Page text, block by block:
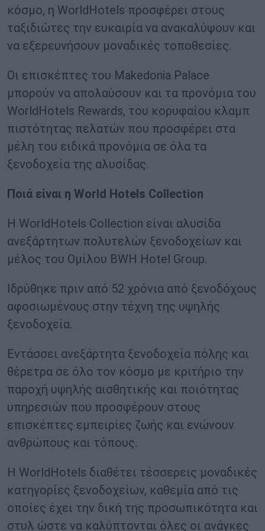
κόσμο, η WorldHotels προσφέρει στους
ταξιδιώτες την ευκαιρία να ανακαλύψουν και
να εξερευνήσουν μοναδικές τοποθεσίες.
Οι επισκέπτες του Makedonia Palace
μπορούν να απολαύσουν και τα προνόμια του
WorldHotels Rewards, του κορυφαίου κλαμπ
πιστότητας πελατών που προσφέρει στα
μέλη του ειδικά προνόμια σε όλα τα
ξενοδοχεία της αλυσίδας.
Ποιά είναι η World Hotels Collection
Η WorldHotels Collection είναι αλυσίδα
ανεξάρτητων πολυτελών ξενοδοχείων και
μέλος του Ομίλου BWH Hotel Group.
Ιδρύθηκε πριν από 52 χρόνια από ξενοδόχους
αφοσιωμένους στην τέχνη της υψηλής
ξενοδοχεία.
Εντάσσει ανεξάρτητα ξενοδοχεία πόλης και
θέρετρα σε όλο τον κόσμο με κριτήριο την
παροχή υψηλής αισθητικής και ποιότητας
υπηρεσιών που προσφέρουν στους
επισκέπτες εμπειρίες ζωής και ενώνουν
ανθρώπους και τόπους.
Η WorldHotels διαθέτει τέσσερεις μοναδικές
κατηγορίες ξενοδοχείων, καθεμία από τις
οποίες έχει την δική της προσωπικότητα και
στυλ ώστε να καλύπτονται όλες οι ανάγκες